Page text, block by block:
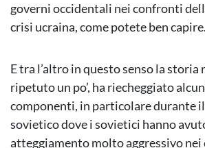
governi occidentali nei confronti
crisi ucraina, come potete ben capire.
E tra l’altro in questo senso la storia
ripetuto un po’, ha riecheggiato
componenti, in particolare durante
sovietico dove i sovietici hanno
atteggiamento molto aggressivo